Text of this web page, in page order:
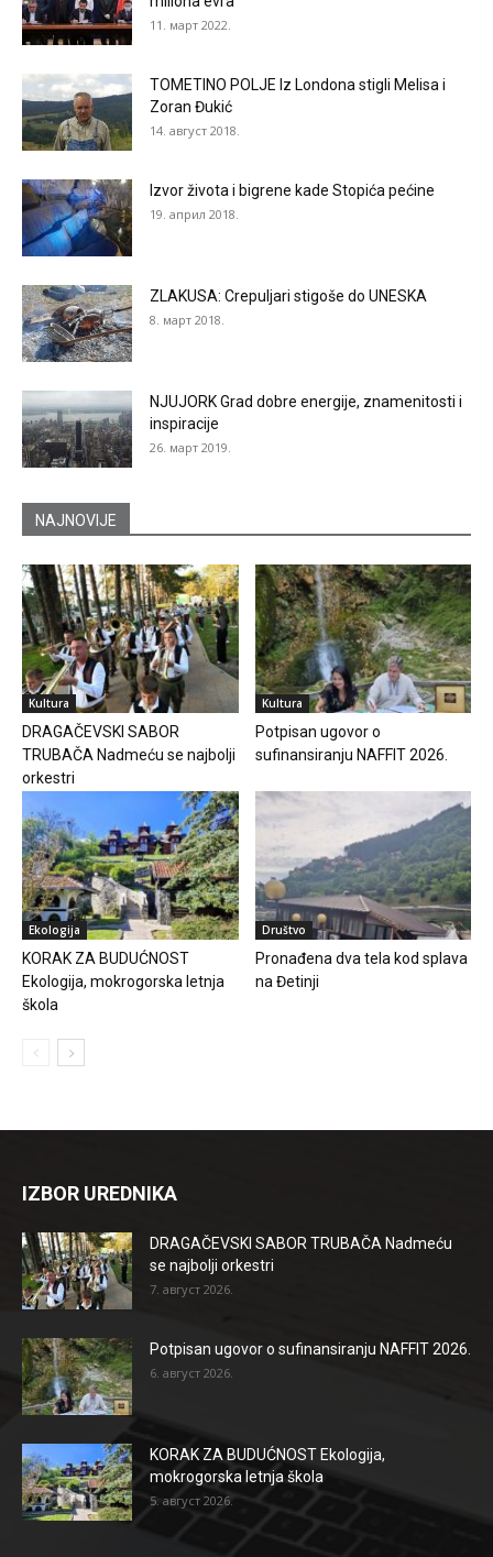
11. март 2022.
TOMETINO POLJE Iz Londona stigli Melisa i
Zoran Đukić
14. август 2018.
Izvor života i bigrene kade Stopića pećine
19. април 2018.
ZLAKUSA: Crepuljari stigoše do UNESKA
8. март 2018.
NJUJORK Grad dobre energije, znamenitosti i
inspiracije
26. март 2019.
NAJNOVIJE
Kultura
DRAGAČEVSKI SABOR
TRUBAČA Nadmeću se najbolji
orkestri
Kultura
Potpisan ugovor o
sufinansiranju NAFFIT 2026.
Ekologija
KORAK ZA BUDUĆNOST
Ekologija, mokrogorska letnja
škola
Društvo
Pronađena dva tela kod splava
na Đetinji
IZBOR UREDNIKA
DRAGAČEVSKI SABOR TRUBAČA Nadmeću
se najbolji orkestri
7. август 2026.
Potpisan ugovor o sufinansiranju NAFFIT 2026.
6. август 2026.
KORAK ZA BUDUĆNOST Ekologija,
mokrogorska letnja škola
5. август 2026.